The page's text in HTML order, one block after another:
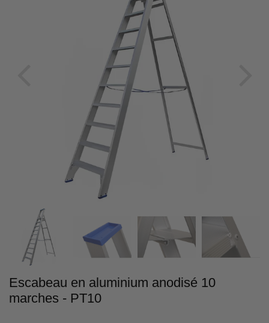
Escabeau en aluminium anodisé 10
marches - PT10